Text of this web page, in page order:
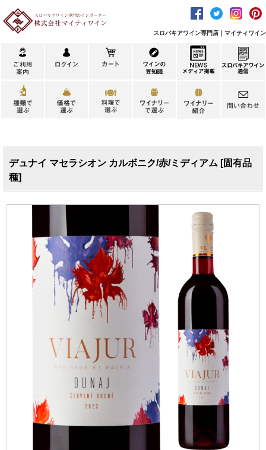
スロバキアワイン専門店｜マイティワイン
デュナイ マセラシオン カルボニク/赤/ミディアム [固有品
種]